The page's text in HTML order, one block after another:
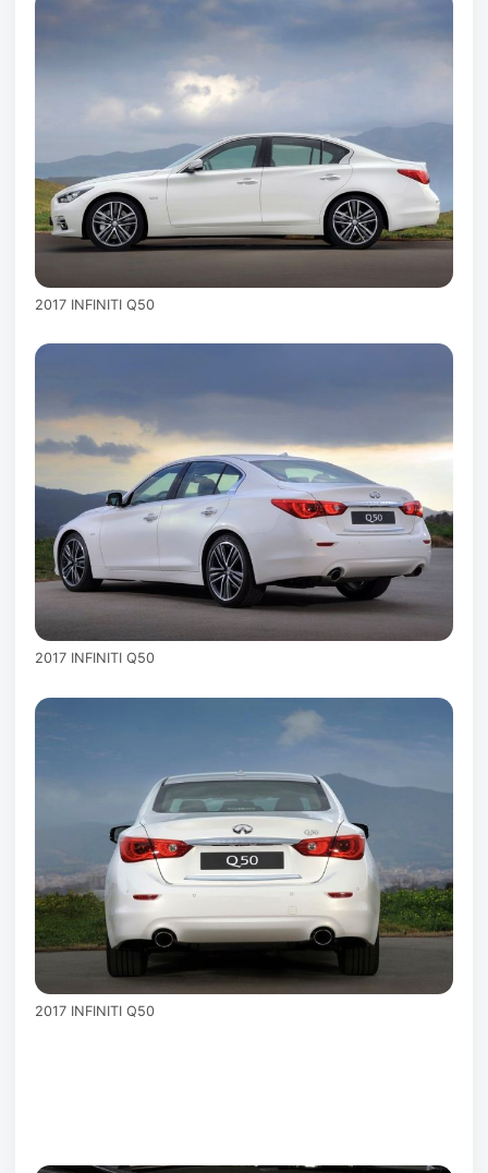
2017 INFINITI Q50
2017 INFINITI Q50
2017 INFINITI Q50